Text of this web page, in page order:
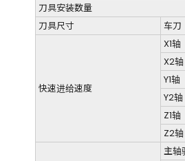
刀具安装数量
刀具尺寸
车刀
快速进给速度
X1轴
X2轴
Y1轴
Y2轴
Z1轴
Z2轴
主轴